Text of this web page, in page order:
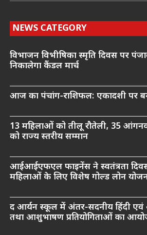
NEWS CATEGORY
विभाजन विभीषिका स्मृति दिवस पर
निकालेगा कैंडल मार्च
आज का पंचांग-राशिफल: एकादशी पर
13 महिलाओं को तीलू रौतेली, 35
को राज्य स्तरीय सम्मान
आईआईएफएल फाइनेंस ने स्वतंत्रता
महिलाओं के लिए विशेष गोल्ड लोन
द आर्यन स्कूल में अंतर-सदनीय हिंदी एवं
तथा आशुभाषण प्रतियोगिताओं का